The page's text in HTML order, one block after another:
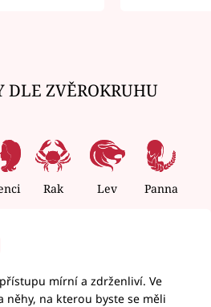
DLE ZVĚROKRUHU
Rak Lev Panna
mírní a zdrženliví. Ve
něhy, na kterou byste se měli